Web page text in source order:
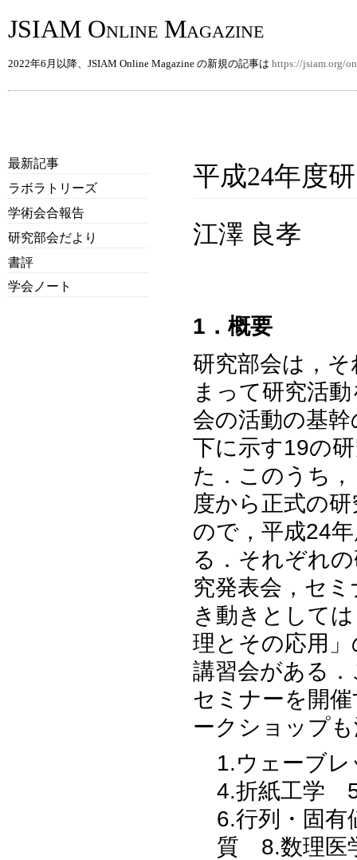
JSIAM Online Magazine
2022年6月以降、JSIAM Online Magazine の新規の記事は https://jsiam.org/
最新記事
ラボラトリーズ
学術会合報告
研究部会だより
書評
学会ノート
平成24年度
江澤 良孝
1．概要
研究部会は，
まって研究活
会の活動の基
下に示す19の
た．このうち
度から正式の
ので，平成24
る．それぞれ
究発表会，セ
き動きとして
理とその応用
講習会がある
セミナーを開
ークショップ
1.ウェーブ
4.折紙工学
6.行列・固
質 8.数理医